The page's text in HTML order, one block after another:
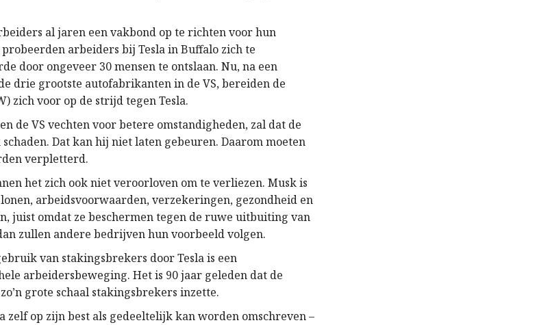
al jaren een vakbond op te richten voor hun
arbeiders bij Tesla in Buffalo zich te
door ongeveer 30 mensen te ontslaan. Nu, na een
drie grootste autofabrikanten in de VS, bereiden de
zich voor op de strijd tegen Tesla.
de VS vechten voor betere omstandigheden, zal dat de
Dat kan hij niet laten gebeuren. Daarom moeten
verpletterd.
het zich ook niet veroorloven om te verliezen. Musk is
lonen, arbeidsvoorwaarden, verzekeringen, gezondheid en
juist omdat ze beschermen tegen de ruwe uitbuiting van
zullen andere bedrijven hun voorbeeld volgen.
van stakingsbrekers door Tesla is een
arbeidersbeweging. Het is 90 jaar geleden dat de
grote schaal stakingsbrekers inzette.
zelf op zijn best als gedeeltelijk kan worden omschreven –